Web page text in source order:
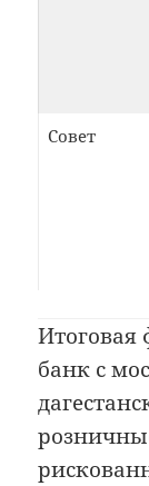
Совет
банк с